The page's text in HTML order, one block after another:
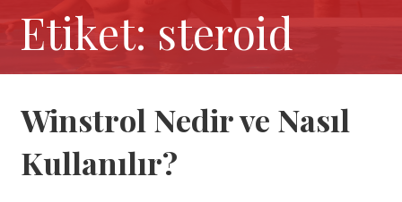
Etiket: steroid
Winstrol Nedir ve Nasıl
Kullanılır?